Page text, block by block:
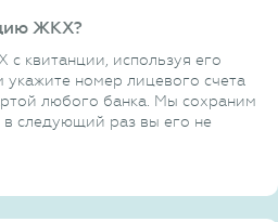
ЖКХ?
квитанции, используя его
номер лицевого счета
любого банка. Мы сохраним
в следующий раз вы его не